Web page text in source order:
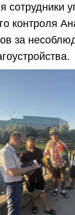
сотрудники
контроля
за